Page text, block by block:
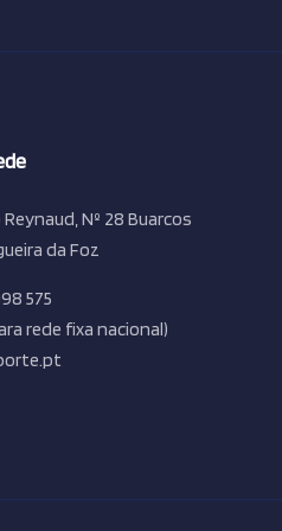
Nº 28 Buarcos
da Foz
575
rede fixa nacional)